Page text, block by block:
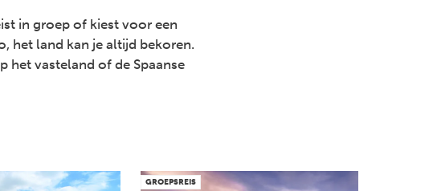
in groep of kiest voor een
het land kan je altijd bekoren.
het vasteland of de Spaanse
GROEPSREIS